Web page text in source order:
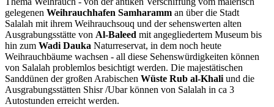
gelegenen Weihrauchhafen Samharamm an über die Stadt
Salalah mit ihrem Weihrauchsouq und der sehenswerten alten
Ausgrabungsstätte von Al-Baleed mit angegliedertem Museum bis
hin zum Wadi Dauka Naturreservat, in dem noch heute
Weihrauchbäume wachsen - all diese Sehenswürdigkeiten können
von Salalah problemlos besichtigt werden. Die majestätischen
Sanddünen der großen Arabischen Wüste Rub al-Khali und die
Ausgrabungsstätten Shisr /Ubar können von Salalah in ca 3
Autostunden erreicht werden.